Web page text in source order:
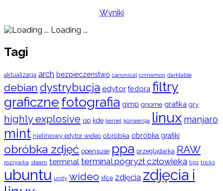
Wyniki
Loading ...
Tagi
aktualizacja arch bezpieczeństwo canonical cinnamon darktable
debian dystrybucja edytor fedora filtry
graficznefotografia gimp gnome grafika gry
highly explosive iso kde kernel konwersja linux manjaro
mint nieliniowy edytor wideo obróbka obróbka grafiki
obróbka zdjęć opensuse ppa przeglądarka RAW
rozrywka steam terminal terminal pogryzł człowieka tips tricks
ubuntu unity wideo xfce zdjęcia zdjęcia i